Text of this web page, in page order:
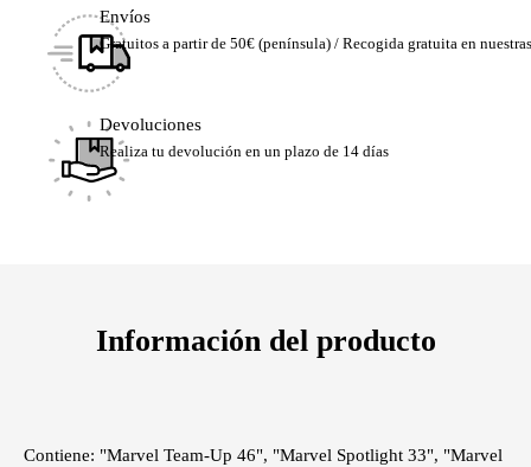
Envíos
Gratuitos a partir de 50€ (península) / Recogida gratuita en
Devoluciones
Realiza tu devolución en un plazo de 14 días
Información del producto
Contiene: "Marvel Team-Up 46", "Marvel Spotlight 33", "Marvel